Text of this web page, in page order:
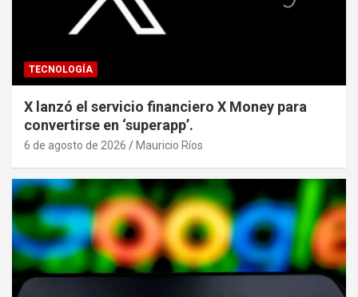
TECNOLOGÍA
X lanzó el servicio financiero X Money para
convertirse en ‘superapp’.
6 de agosto de 2026 Mauricio Ríos